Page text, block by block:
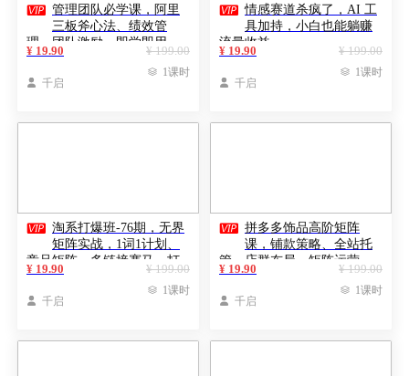
 管理团队必学课，阿里
三板斧心法、绩效管
理、团队激励，即学即用，
快速打造高效能团队
¥ 199.00
¥ 19.90
 千启
 1课时
 情感赛道杀疯了，AI 工
具加持，小白也能躺赚
流量收益
¥ 199.00
¥ 19.90
 千启
 1课时
 淘系打爆班-76期，无界
矩阵实战，1词1计划、
竞品矩阵、多链接赛马，打
造爆款月销百万
¥ 199.00
¥ 19.90
 千启
 1课时
 拼多多饰品高阶矩阵
课，铺款策略、全站托
管、店群布局，矩阵运营，
打造月利润5万+店
¥ 199.00
¥ 19.90
 千启
 1课时